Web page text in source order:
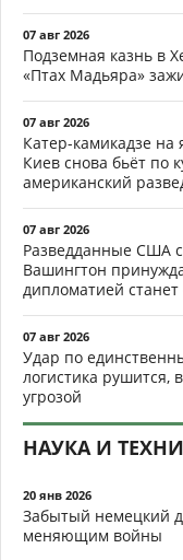
07 авг 2026
Подземная казнь в
«Птах Мадьяра»
07 авг 2026
Катер-камикадзе на
Киев снова бьёт по
американский
07 авг 2026
Разведданные США
Вашингтон
дипломатией
07 авг 2026
Удар по
логистика рушится,
угрозой
НАУКА И
20 янв 2026
Забытый немецкий
меняющим войны